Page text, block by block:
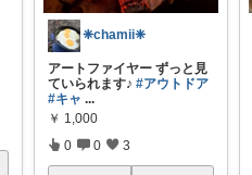
❈chamii❈
アートファイヤー ずっと見
ていられます♪#アウトドア
#キャ ...
￥ 1,000
0 0 3